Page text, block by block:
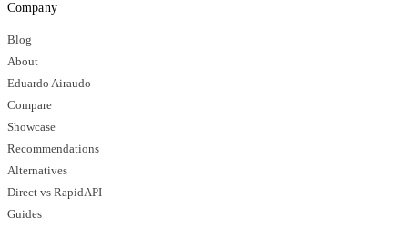
Company
Blog
About
Eduardo Airaudo
Compare
Showcase
Recommendations
Alternatives
Direct vs RapidAPI
Guides